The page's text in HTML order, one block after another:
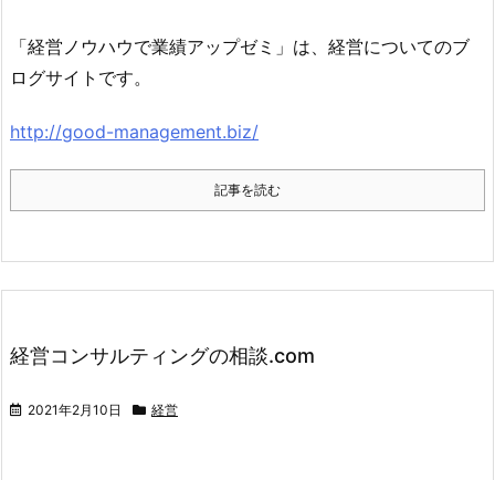
「経営ノウハウで業績アップゼミ」は、経営についてのブ
ログサイトです。
http://good-management.biz/
記事を読む
経営コンサルティングの相談.com
2021年2月10日 経営